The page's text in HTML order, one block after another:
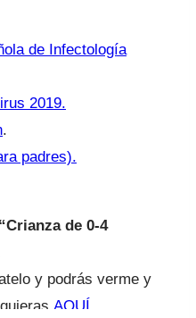
de Infectología
2019.
.
padres).
“Crianza de 0-4
y podrás verme y
AQUÍ.